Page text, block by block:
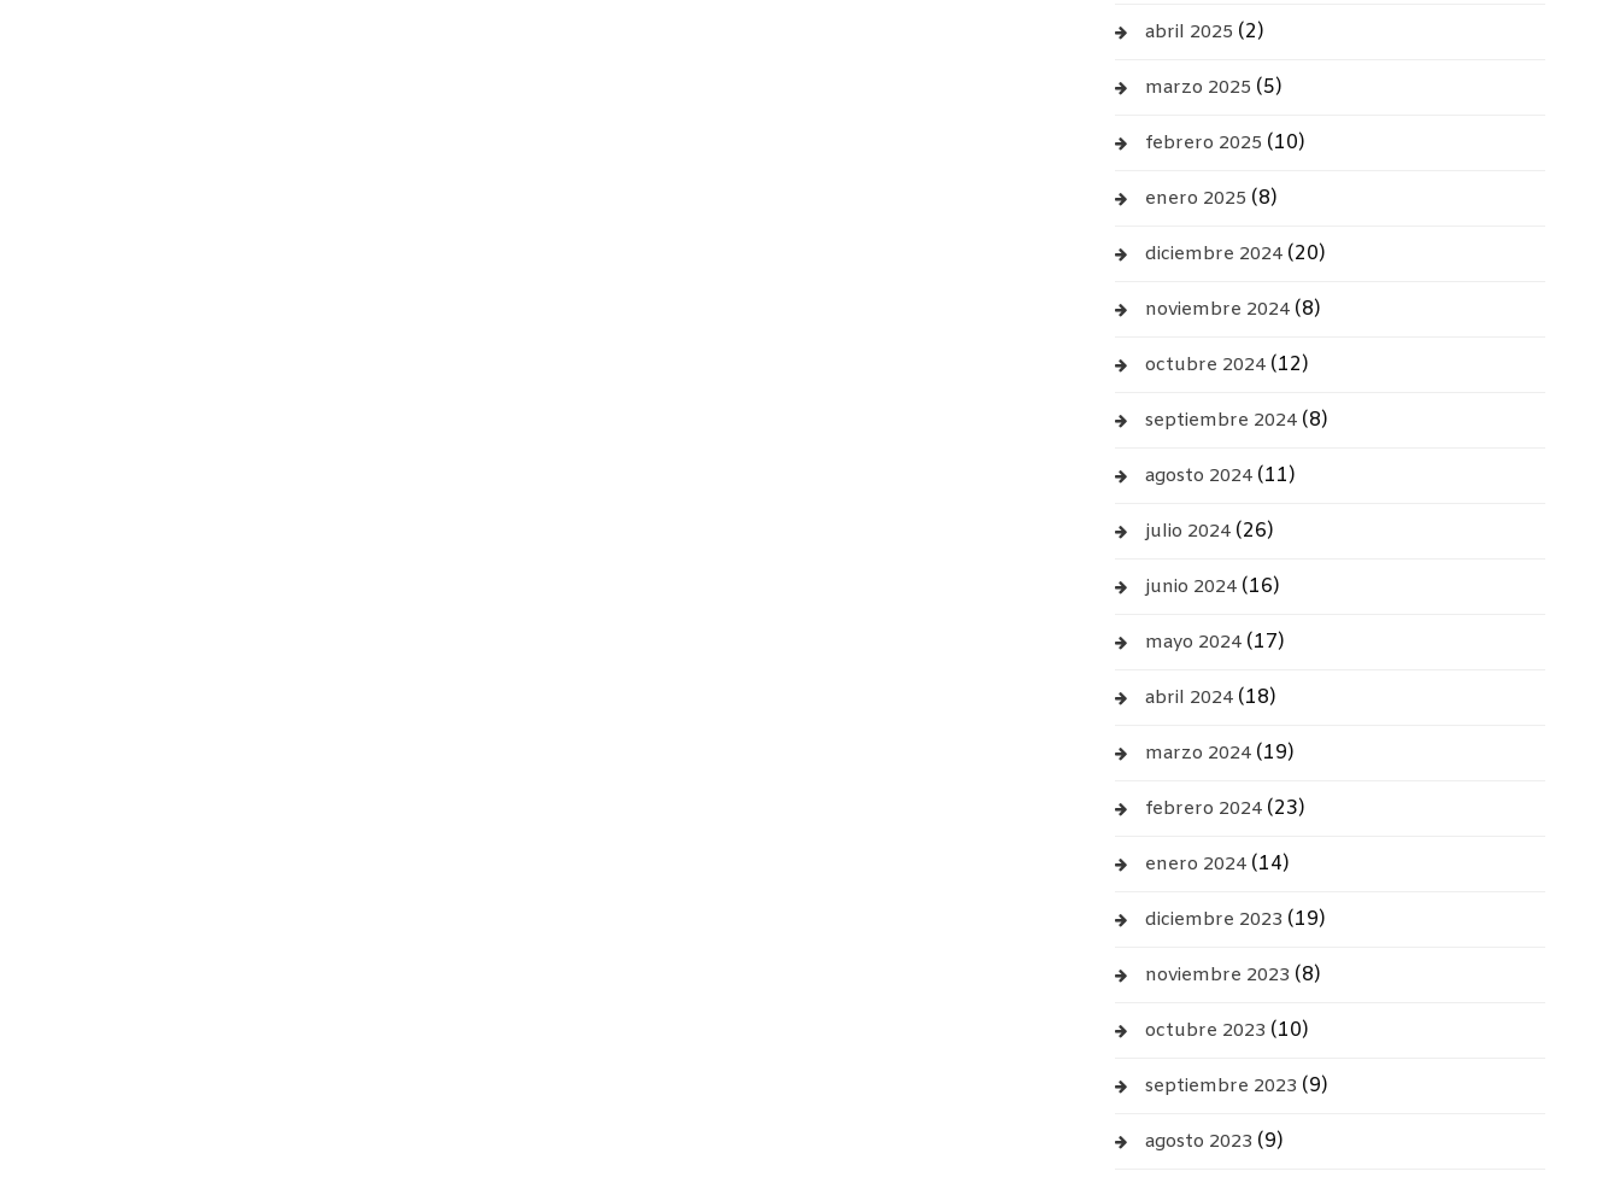
abril 2025 (2)
marzo 2025 (5)
febrero 2025 (10)
enero 2025 (8)
diciembre 2024 (20)
noviembre 2024 (8)
octubre 2024 (12)
septiembre 2024 (8)
agosto 2024 (11)
julio 2024 (26)
junio 2024 (16)
mayo 2024 (17)
abril 2024 (18)
marzo 2024 (19)
febrero 2024 (23)
enero 2024 (14)
diciembre 2023 (19)
noviembre 2023 (8)
octubre 2023 (10)
septiembre 2023 (9)
agosto 2023 (9)